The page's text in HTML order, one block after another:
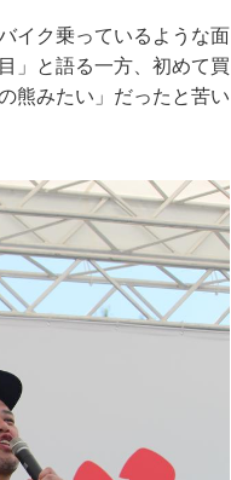
イク乗っているような面
」と語る一方、初めて買
熊みたい」だったと苦い